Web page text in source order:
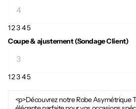
12345
Coupe & ajustement (Sondage Client)
12345
<p>Découvrez notre Robe Asymétrique